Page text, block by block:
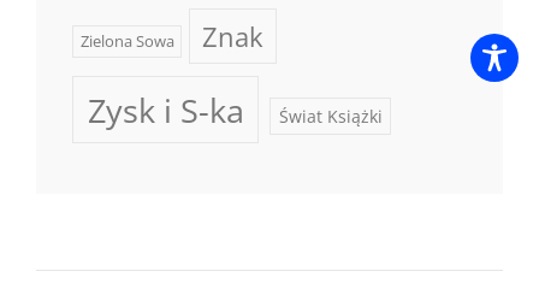
Zielona Sowa Znak
Zysk i S-ka Świat Książki